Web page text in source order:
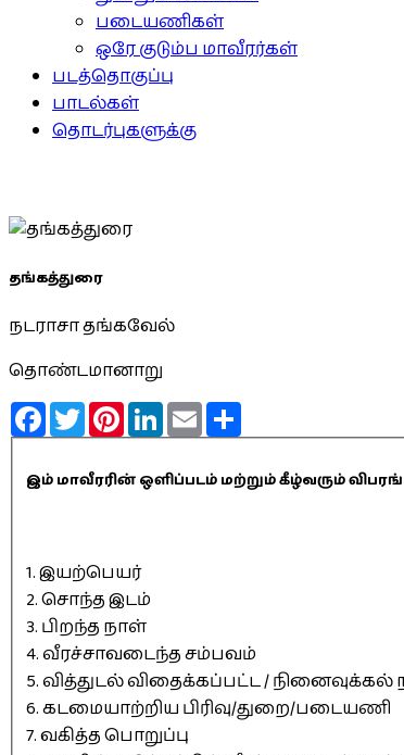
படையணிகள்
ஒரே குடும்ப மாவீரர்கள்
படத்தொகுப்பு
பாடல்கள்
தொடர்புகளுக்கு
தங்கத்துரை
நடராசா தங்கவேல்
தொண்டமானாறு
FacebookTwitterPinterestLinkedInEmail
இம் மாவீரரின் ஒளிப்படம் மற்றும் கீழ்வரும்
1. இயற்பெயர்
2. சொந்த இடம்
3. பிறந்த நாள்
4. வீரச்சாவடைந்த சம்பவம்
5. வித்துடல் விதைக்கப்பட்ட / நினைவுக்கல்
6. கடமையாற்றிய பிரிவு/துறை/படையணி
7. வகித்த பொறுப்பு